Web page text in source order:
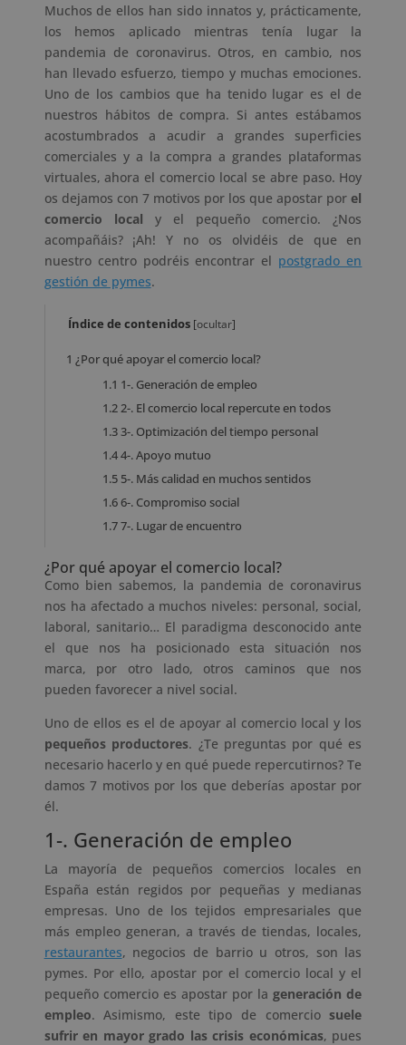
Muchos de ellos han sido innatos y, prácticamente,
los hemos aplicado mientras tenía lugar la
pandemia de coronavirus. Otros, en cambio, nos
han llevado esfuerzo, tiempo y muchas emociones.
Uno de los cambios que ha tenido lugar es el de
nuestros hábitos de compra. Si antes estábamos
acostumbrados a acudir a grandes superficies
comerciales y a la compra a grandes plataformas
virtuales, ahora el comercio local se abre paso. Hoy
os dejamos con 7 motivos por los que apostar porel
comercio local y el pequeño comercio. ¿Nos
acompañáis? ¡Ah! Y no os olvidéis de que en
nuestro centro podréis encontrar el postgrado en
gestión de pymes.
Índice de contenidos [ocultar]
1 ¿Por qué apoyar el comercio local?
1.1 1-. Generación de empleo
1.22-. El comercio local repercute en todos
1.33-. Optimización del tiempo personal
1.44-. Apoyo mutuo
1.55-. Más calidad en muchos sentidos
1.66-. Compromiso social
1.77-. Lugar de encuentro
¿Por qué apoyar el comercio local?
Como bien sabemos, la pandemia de coronavirus
nos ha afectado a muchos niveles: personal, social,
laboral, sanitario… El paradigma desconocido ante
el que nos ha posicionado esta situación nos
marca, por otro lado, otros caminos que nos
pueden favorecer a nivel social.
Uno de ellos es el de apoyar al comercio local y los
pequeños productores. ¿Te preguntas por qué es
necesario hacerlo y en qué puede repercutirnos? Te
damos 7 motivos por los que deberías apostar por
él.
1-. Generación de empleo
La mayoría de pequeños comercios locales en
España están regidos por pequeñas y medianas
empresas. Uno de los tejidos empresariales que
más empleo generan, a través de tiendas, locales,
restaurantes, negocios de barrio u otros, son las
pymes. Por ello, apostar por el comercio local y el
pequeño comercio es apostar por lageneración de
empleo. Asimismo, este tipo de comerciosuele
sufrir en mayor grado las crisis económicas, pues